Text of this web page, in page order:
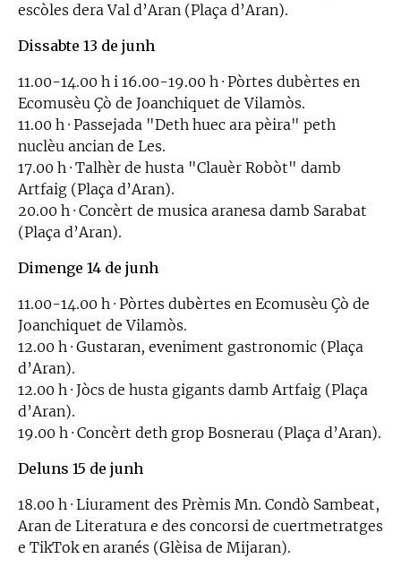
escòles dera Val d’Aran (Plaça d’Aran).
Dissabte 13 de junh
11.00-14.00 h i 16.00-19.00 h · Pòrtes dubèrtes en
Ecomusèu Çò de Joanchiquet de Vilamòs.
11.00 h · Passejada "Deth huec ara pèira" peth
nuclèu ancian de Les.
17.00 h · Talhèr de husta "Clauèr Robòt" damb
Artfaig (Plaça d’Aran).
20.00 h · Concèrt de musica aranesa damb Sarabat
(Plaça d’Aran).
Dimenge 14 de junh
11.00-14.00 h · Pòrtes dubèrtes en Ecomusèu Çò de
Joanchiquet de Vilamòs.
12.00 h · Gustaran, eveniment gastronomic (Plaça
d’Aran).
12.00 h · Jòcs de husta gigants damb Artfaig (Plaça
d’Aran).
19.00 h · Concèrt deth grop Bosnerau (Plaça d’Aran).
Deluns 15 de junh
18.00 h · Liurament des Prèmis Mn. Condò Sambeat,
Aran de Literatura e des concorsi de cuertmetratges
e TikTok en aranés (Glèisa de Mijaran).